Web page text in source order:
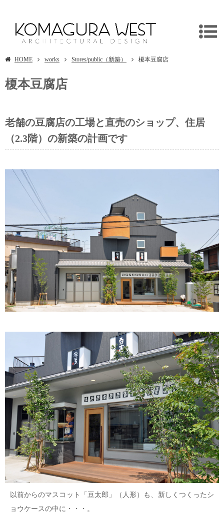
HOME works Stores/public（新築） 榎本豆腐店
榎本豆腐店
老舗の豆腐店の工場と直売のショップ、住居
（2.3階）の新築の計画です
以前からのマスコット「豆太郎」（人形）も、新しくつくったシ
ョウケースの中に・・・。